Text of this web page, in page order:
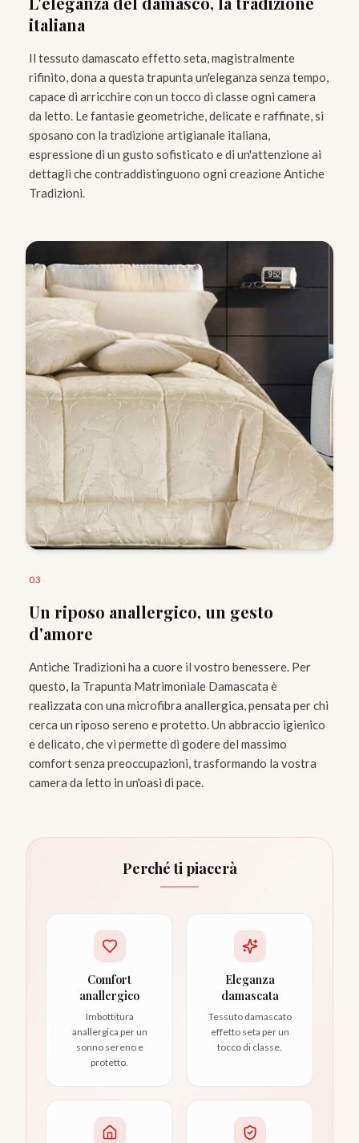
italiana
Il tessuto damascato effetto seta, magistralmente
rifinito, dona a questa trapunta un'eleganza senza tempo,
capace di arricchire con un tocco di classe ogni camera
da letto. Le fantasie geometriche, delicate e raffinate, si
sposano con la tradizione artigianale italiana,
espressione di un gusto sofisticato e di un'attenzione ai
dettagli che contraddistinguono ogni creazione Antiche
Tradizioni.
03
Un riposo anallergico, un gesto
d'amore
Antiche Tradizioni ha a cuore il vostro benessere. Per
questo, la Trapunta Matrimoniale Damascata è
realizzata con una microfibra anallergica, pensata per chi
cerca un riposo sereno e protetto. Un abbraccio igienico
e delicato, che vi permette di godere del massimo
comfort senza preoccupazioni, trasformando la vostra
camera da letto in un'oasi di pace.
Perché ti piacerà
Comfort
anallergico
Imbottitura
anallergica per un
sonno sereno e
protetto.
Eleganza
damascata
Tessuto damascato
effetto seta per un
tocco di classe.